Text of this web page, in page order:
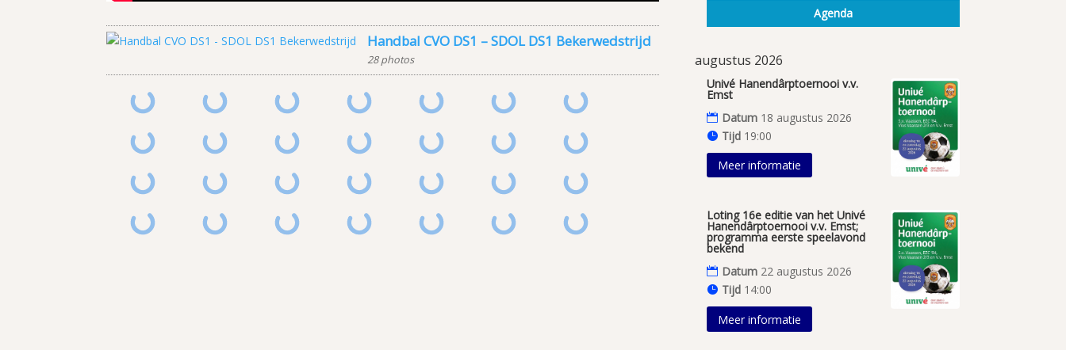
Handbal CVO DS1 – SDOL DS1 Bekerwedstrijd
28 photos
Agenda
augustus 2026
Univé Hanendârptoernooi v.v.
Emst
Datum 18 augustus 2026
Tijd 19:00
Meer informatie
Loting 16e editie van het Univé
Hanendârptoernooi v.v. Emst;
programma eerste speelavond
bekend
Datum 22 augustus 2026
Tijd 14:00
Meer informatie